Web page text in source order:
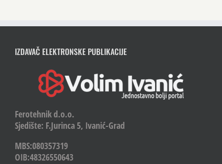
IZDAVAČ ELEKTRONSKE PUBLIKACIJE
Ferotehnik d.o.o.
Sjedište: F.Jurinca 5, Ivanić-Grad
MBS:080357319
OIB:48326550643